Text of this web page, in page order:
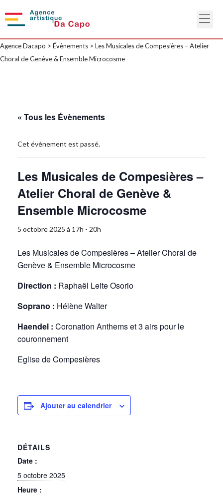
Agence Dacapo > Évènements > Les Musicales de Compesières – Atelier
Choral de Genève & Ensemble Microcosme
« Tous les Évènements
Cet évènement est passé.
Les Musicales de Compesières –
Atelier Choral de Genève &
Ensemble Microcosme
5 octobre 2025 à 17h - 20h
Les Musicales de Compesières – Atelier Choral de
Genève & Ensemble Microcosme
Direction : Raphaël Leite Osorio
Soprano : Hélène Walter
Haendel : Coronation Anthems et 3 airs pour le
couronnement
Eglise de Compesières
Ajouter au calendrier
DÉTAILS
Date :
5 octobre 2025
Heure :